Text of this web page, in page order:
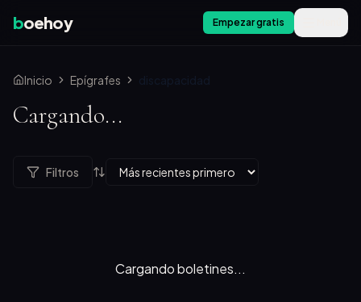
boehoy Empezar gratis
Inicio Epígrafes
Cargando...
Filtros
Cargando boletines...